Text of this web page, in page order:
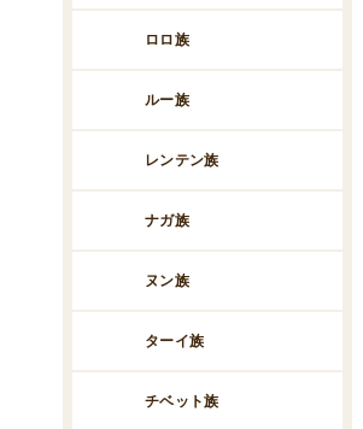
ロロ族
ルー族
レンテン族
ナガ族
ヌン族
ターイ族
チベット族